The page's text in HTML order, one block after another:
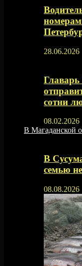
28.06.2026
сотни
08.02.2026
В Магаданской
В
семью
08.08.2026